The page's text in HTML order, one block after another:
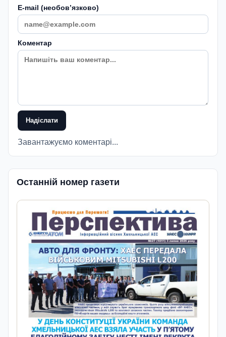
E-mail (необовʼязково)
Коментар
Надіслати
Завантажуємо коментарі...
Останній номер газети